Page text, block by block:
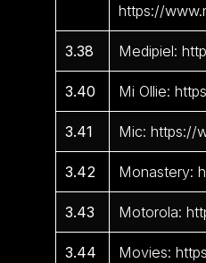
https://
3.38 Medipiel:
3.40 Mi Ollie:
3.41 Mic: https://
3.42 Monastery:
3.43 Motorola:
3.44 Movies: